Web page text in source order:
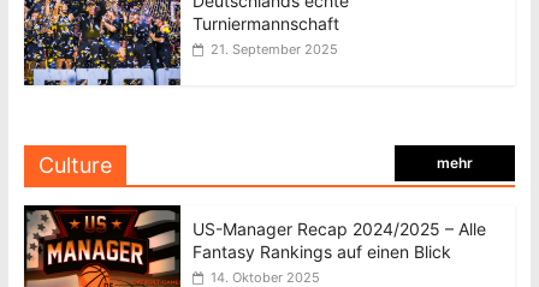
Turniermannschaft
21. September 2025
Culture mehr
US-Manager Recap 2024/2025 – Alle
Fantasy Rankings auf einen Blick
14. Oktober 2025